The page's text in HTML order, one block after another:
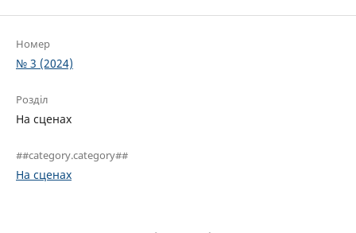
Номер
№ 3 (2024)
Розділ
На сценах
##category.category##
На сценах